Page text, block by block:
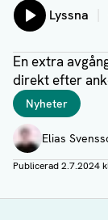
Lyssna
En extra
direkt efter
Taggar
Nyheter
Författare
Elias
Publicerad2.7.2024